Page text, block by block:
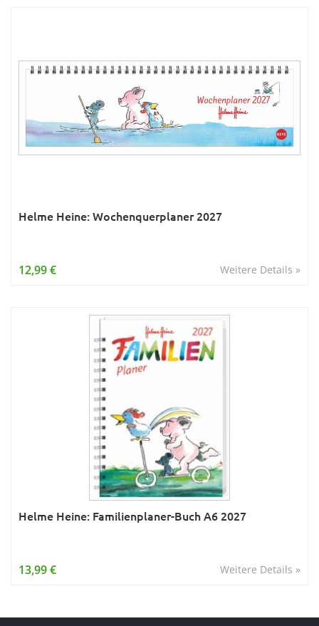
Helme Heine: Wochenquerplaner 2027
Weitere Details »
12,99 €
Helme Heine: Familienplaner-Buch A6 2027
Weitere Details »
13,99 €